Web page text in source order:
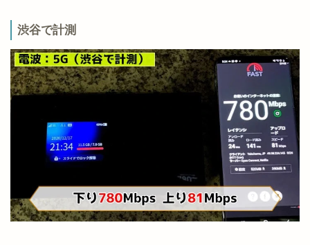
渋谷で計測